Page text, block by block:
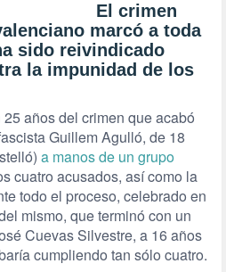
El crimen
marcó a toda
sido reivindicado
la impunidad de los
años del crimen que acabó
Guillem Agulló, de 18
a manos de un grupo
cuatro acusados, así como la
todo el proceso, celebrado en
mismo, que terminó con un
Cuevas Silvestre, a 16 años
cumpliendo tan sólo cuatro.